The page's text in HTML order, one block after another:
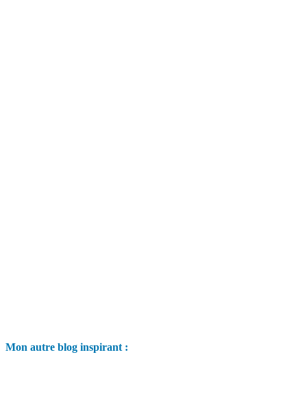
Mon autre blog inspirant :